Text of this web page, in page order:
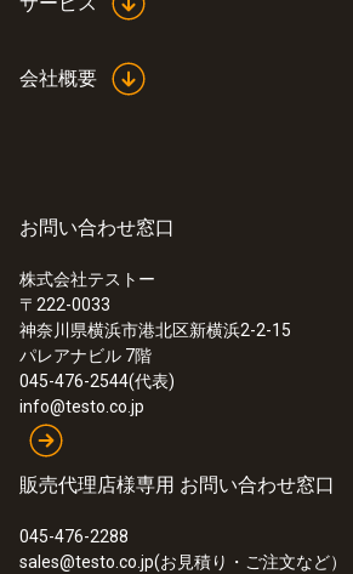
会社概要
お問い合わせ窓口
株式会社テストー
〒222-0033
神奈川県横浜市港北区新横浜2-2-15
パレアナビル 7階
045-476-2544(代表)
info@testo.co.jp
販売代理店様専用 お問い合わせ窓口
045-476-2288
sales@testo.co.jp(お見積り・ご注文など）